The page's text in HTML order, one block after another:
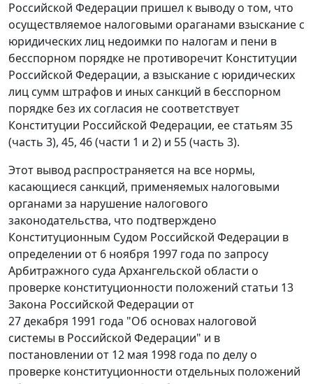
Российской Федерации пришел к выводу о том, что
осуществляемое налоговыми ораганами взыскание с
юридических лиц недоимки по налогам и пени в
бесспорном порядке не противоречит Конституции
Российской Федерации, а взыскание с юридических
лиц сумм штрафов и иных санкций в бесспорном
порядке без их согласия не соответствует
Конституции Российской Федерации, ее статьям 35
(часть 3), 45, 46 (части 1 и 2) и 55 (часть 3).
Этот вывод распространяется на все нормы,
касающиеся санкций, применяемых налоговыми
органами за нарушение налогового
законодательства, что подтверждено
Конституционным Судом Российской Федерации в
определении от 6 ноября 1997 года по запросу
Арбитражного суда Архангельской области о
проверке конституционности положений статьи 13
Закона Российской Федерации от
27 декабря 1991 года "Об основах налоговой
системы в Российской Федерации" и в
постановлении от 12 мая 1998 года по делу о
проверке конституционности отдельных положений